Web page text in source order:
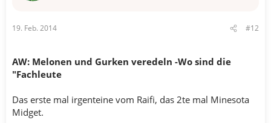
19. Feb. 2014 #12
AW: Melonen und Gurken veredeln -Wo sind die
"Fachleute
Das erste mal irgenteine vom Raifi, das 2te mal Minesota
Midget.